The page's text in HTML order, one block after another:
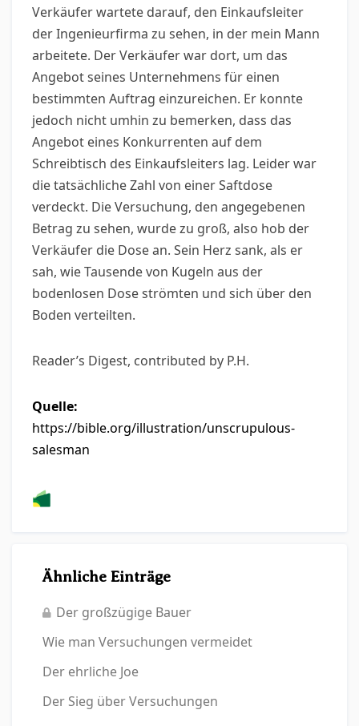
Verkäufer wartete darauf, den Einkaufsleiter
der Ingenieurfirma zu sehen, in der mein Mann
arbeitete. Der Verkäufer war dort, um das
Angebot seines Unternehmens für einen
bestimmten Auftrag einzureichen. Er konnte
jedoch nicht umhin zu bemerken, dass das
Angebot eines Konkurrenten auf dem
Schreibtisch des Einkaufsleiters lag. Leider war
die tatsächliche Zahl von einer Saftdose
verdeckt. Die Versuchung, den angegebenen
Betrag zu sehen, wurde zu groß, also hob der
Verkäufer die Dose an. Sein Herz sank, als er
sah, wie Tausende von Kugeln aus der
bodenlosen Dose strömten und sich über den
Boden verteilten.
Reader’s Digest, contributed by P.H.
Quelle:
https://bible.org/illustration/unscrupulous-
salesman
Ähnliche Einträge
Der großzügige Bauer
Wie man Versuchungen vermeidet
Der ehrliche Joe
Der Sieg über Versuchungen